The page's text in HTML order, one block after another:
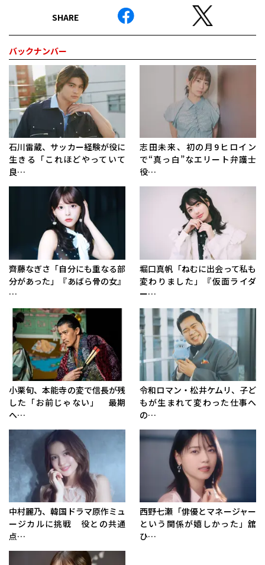
SHARE
バックナンバー
石川雷蔵、サッカー経験が役に
生きる「これほどやっていて
良…
志田未来、初の月9ヒロイン
で“真っ白”なエリート弁護士
役…
齊藤なぎさ「自分にも重なる部
分があった」『あばら骨の女』
…
堀口真帆「ねむに出会って私も
変わりました」『仮面ライダ
ー…
小栗旬、本能寺の変で信長が残
した「お前じゃない」 最期
へ…
令和ロマン・松井ケムリ、子ど
もが生まれて変わった仕事へ
の…
中村麗乃、韓国ドラマ原作ミュ
ージカルに挑戦 役との共通
点…
西野七瀬「俳優とマネージャー
という関係が嬉しかった」舘
ひ…